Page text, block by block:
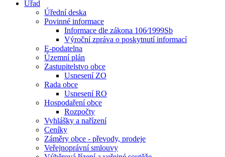
Úřad
Úřední deska
Povinné informace
Informace dle zákona 106⁄1999Sb
Výroční zpráva o poskytnutí informací
E-podatelna
Územní plán
Zastupitelstvo obce
Usnesení ZO
Rada obce
Usnesení RO
Hospodaření obce
Rozpočty
Vyhlášky a nařízení
Ceníky
Záměry obce - převody, prodeje
Veřejnoprávní smlouvy